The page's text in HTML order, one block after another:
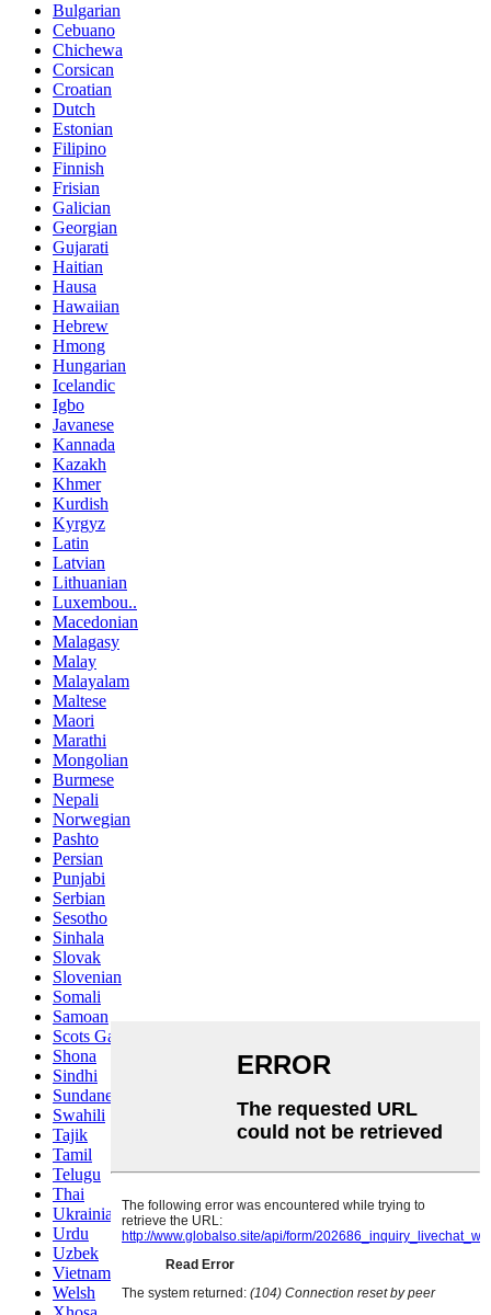
Bulgarian
Cebuano
Chichewa
Corsican
Croatian
Dutch
Estonian
Filipino
Finnish
Frisian
Galician
Georgian
Gujarati
Haitian
Hausa
Hawaiian
Hebrew
Hmong
Hungarian
Icelandic
Igbo
Javanese
Kannada
Kazakh
Khmer
Kurdish
Kyrgyz
Latin
Latvian
Lithuanian
Luxembou..
Macedonian
Malagasy
Malay
Malayalam
Maltese
Maori
Marathi
Mongolian
Burmese
Nepali
Norwegian
Pashto
Persian
Punjabi
Serbian
Sesotho
Sinhala
Slovak
Slovenian
Somali
Samoan
Scots Gaelic
Shona
Sindhi
Sundanese
Swahili
Tajik
Tamil
Telugu
Thai
Ukrainian
Urdu
Uzbek
Vietnamese
Welsh